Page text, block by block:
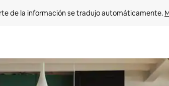
de la información se tradujo automáticamente.